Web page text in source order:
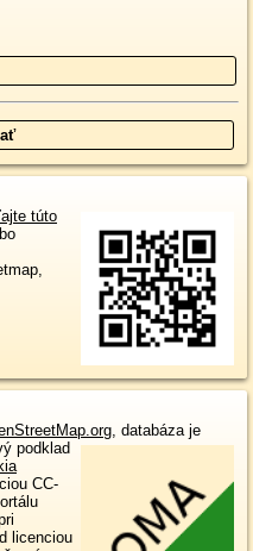
túto
, databáza je
podklad
CC-
licenciou